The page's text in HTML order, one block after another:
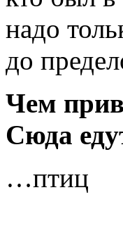
надо
до
Чем
Сюда
…птиц